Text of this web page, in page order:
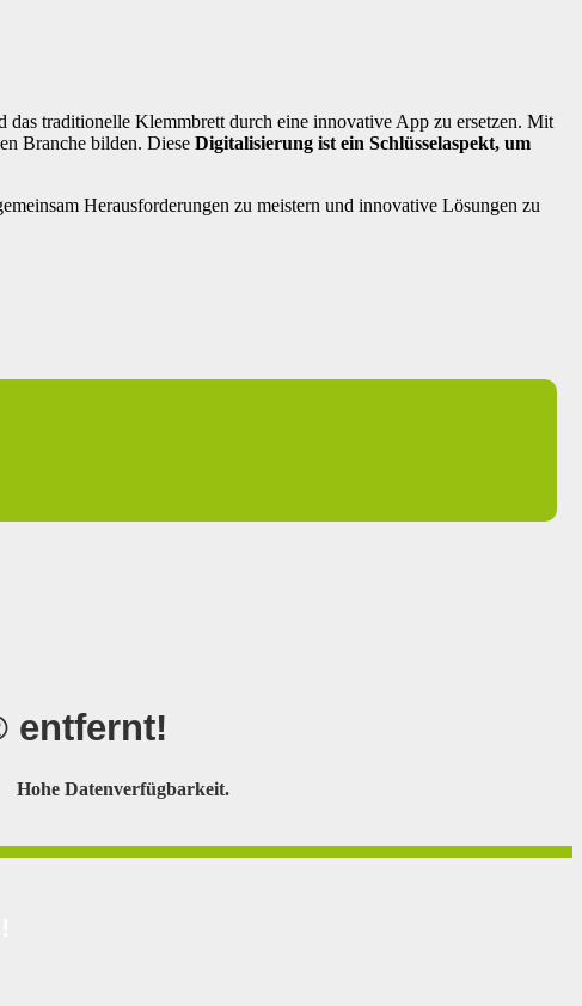
traditionelle Klemmbrett durch eine innovative App zu ersetzen. Mit
Branche bilden. Diese Digitalisierung ist ein Schlüsselaspekt, um
Herausforderungen zu meistern und innovative Lösungen zu
entfernt!
Hohe Datenverfügbarkeit.